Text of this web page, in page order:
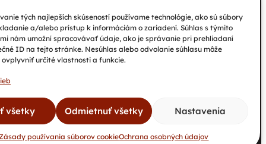
tých najlepších skúseností používame technológie, ako sú súbory
a/alebo prístup k informáciám o zariadení. Súhlas s týmito
nám umožní spracovávať údaje, ako je správanie pri prehliadaní
ID na tejto stránke. Nesúhlas alebo odvolanie súhlasu môže
určité vlastnosti a funkcie.
všetky Odmietnuť všetky Nastavenia
používania súborov cookieOchrana osobných údajov
pohyb a komunitu
Národný projekt „Integrácia
štátnych príslušníkov tretích
krajín vrátane migrantov“